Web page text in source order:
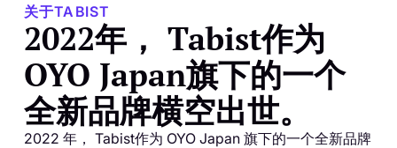
关于TABIST
2022年， Tabist作为
OYO Japan旗下的一个
全新品牌横空出世。
2022 年， Tabist作为 OYO Japan 旗下的一个全新品牌